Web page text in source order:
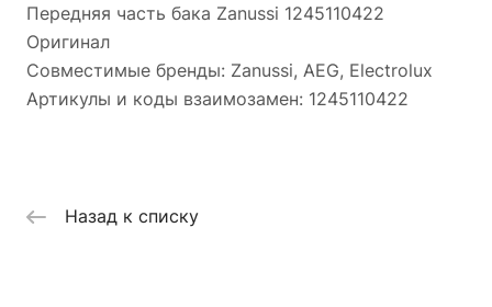
Передняя часть бака Zanussi 1245110422
Оригинал
Совместимые бренды: Zanussi, AEG, Electrolux
Артикулы и коды взаимозамен: 1245110422
Назад к списку